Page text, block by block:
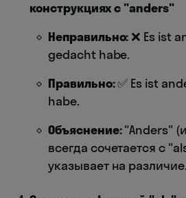
конструкциях с "anders"
Неправильно: ❌ Es ist
gedacht habe.
Правильно:✅ Es ist
habe.
Объяснение:"Anders"
всегда сочетается с
указывает на различие.